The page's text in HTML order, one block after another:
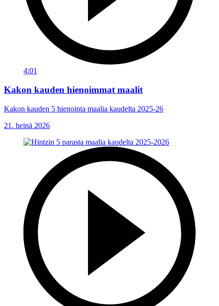
4:01
Kakon kauden hienoimmat maalit
Kakon kauden 5 hienointa maalia kaudelta 2025-26
21. heinä 2026